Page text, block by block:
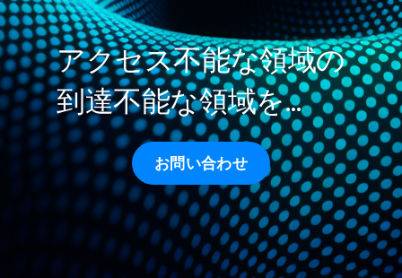
アクセス不能な領域の
到達不能な領域を…
お問い合わせ